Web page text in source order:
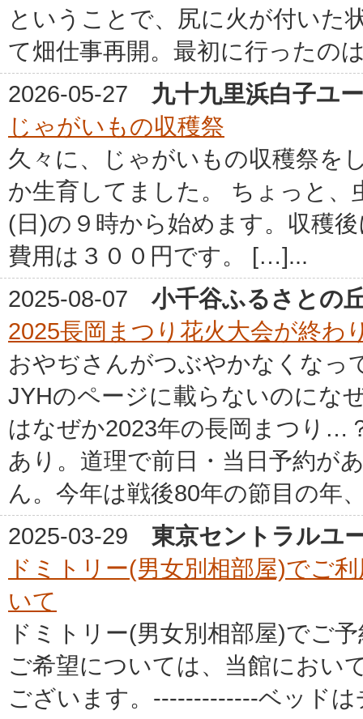
ということで、尻に火が付いた
て畑仕事再開。最初に行ったの
2026-05-27 九十九里浜白子ユ
じゃがいもの収穫祭
久々に、じゃがいもの収穫祭を
か生育してました。 ちょっと
(日)の９時から始めます。収穫
費用は３００円です。 […]...
2025-08-07 小千谷ふるさとの
2025長岡まつり花火大会が終わ
おやぢさんがつぶやかなくなっ
JYHのページに載らないのにな
はなぜか2023年の長岡まつり…
あり。道理で前日・当日予約が
ん。今年は戦後80年の節目の年
2025-03-29 東京セントラルユ
ドミトリー(男女別相部屋)でご
いて
ドミトリー(男女別相部屋)でご
ご希望については、当館におい
ございます。-------------ベッド